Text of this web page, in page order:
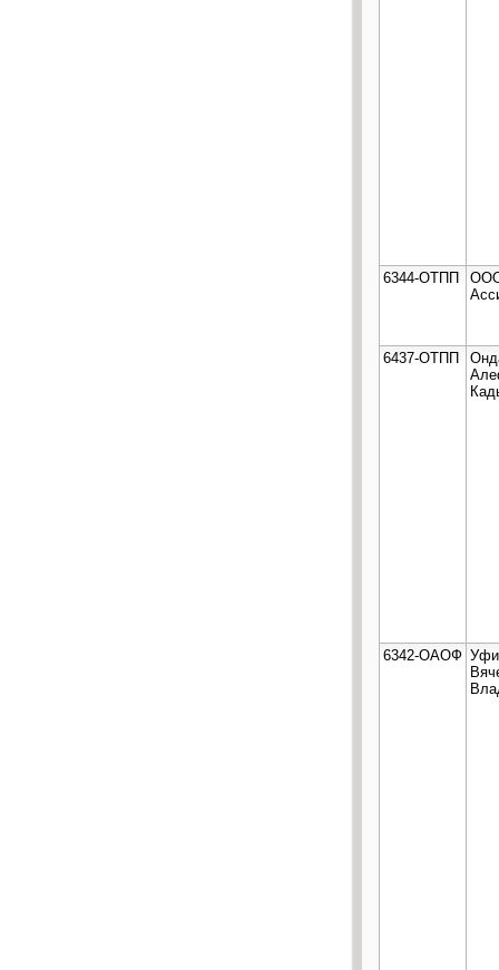
6344-ОТПП
6437-ОТПП
6342-ОАОФ